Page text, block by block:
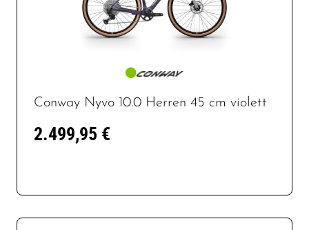
Conway Nyvo 10.0 Herren 45 cm violett
2.499,95 €